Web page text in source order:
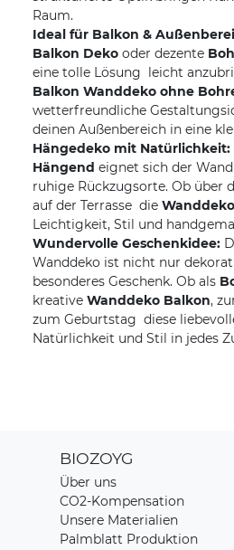
Raum.
Ideal für Balkon &
Balkon Deko oder dezente
eine tolle Lösung  leicht
Balkon Wanddeko ohne
wetterfreundliche
deinen Außenbereich in eine
Hängedeko mit Natürlichkeit:
Hängend eignet sich der
ruhige Rückzugsorte. Ob über
auf der Terrasse  die
Leichtigkeit, Stil und
Wundervolle Geschenkidee:
Wanddeko ist nicht nur
besonderes Geschenk. Ob als
kreative Wanddeko Balkon,
zum Geburtstag  diese
Natürlichkeit und Stil in jedes
BIOZOYG
Über uns
CO2-Kompensation
Unsere Materialien
Palmblatt Produktion